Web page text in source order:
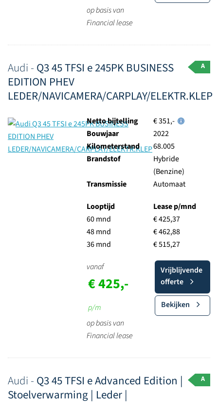
op basis van
Financial lease
Audi - Q3 45 TFSI e 245PK BUSINESS
EDITION PHEV
LEDER/NAVICAMERA/CARPLAY/ELEKTR.KLEP
A
Netto bijtelling
€ 351,-
Bouwjaar
2022
Kilometerstand
68.005
Brandstof
Hybride
(Benzine)
Transmissie
Automaat
Looptijd
60 mnd
48 mnd
36 mnd
Lease p/mnd
€ 425,37
€ 462,88
€ 515,27
vanaf
€ 425,-
p/m
op basis van
Financial lease
Vrijblijvende
offerte
Bekijken
Audi - Q3 45 TFSI e Advanced Edition |
Stoelverwarming | Leder |
A